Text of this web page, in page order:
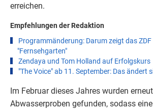
erreichen.
Empfehlungen der Redaktion
Programmänderung: Darum zeigt das ZDF
"Fernsehgarten"
Zendaya und Tom Holland auf Erfolgskurs
"The Voice" ab 11. September: Das ändert
Im Februar dieses Jahres wurden
Abwasserproben gefunden, sodass